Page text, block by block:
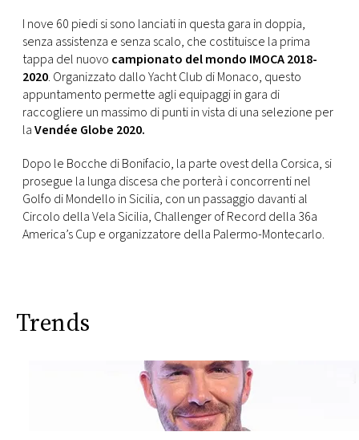
I nove 60 piedi si sono lanciati in questa gara in doppia,
senza assistenza e senza scalo, che costituisce la prima
tappa del nuovo campionato del mondo IMOCA 2018-
2020. Organizzato dallo Yacht Club di Monaco, questo
appuntamento permette agli equipaggi in gara di
raccogliere un massimo di punti in vista di una selezione per
laVendée Globe 2020.
Dopo le Bocche di Bonifacio, la parte ovest della Corsica, si
prosegue la lunga discesa che porterà i concorrenti nel
Golfo di Mondello in Sicilia, con un passaggio davanti al
Circolo della Vela Sicilia, Challenger of Record della 36a
America’s Cup e organizzatore della Palermo-Montecarlo.
Trends